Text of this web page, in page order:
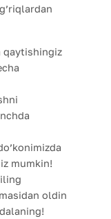
qaytishingiz
mumkin!
oldin